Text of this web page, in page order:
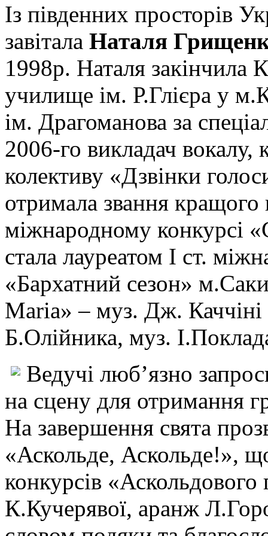
Із південних просторів
завітала Наталя
1998р. Наталя закінчила
училище ім. Р.Глієра у
ім. Драгоманова за
2006-го викладач вокалу,
колективу «Дзвінки
отримала звання кращого
міжнародному конкурсі
стала лауреатом І ст.
«Бархатний сезон»
Maria» – муз. Дж.
Б.Олійника, муз.
Ведучі люб’язно
на сцену для отримання
На завершення свята
«Аскольде, Аскольде!»,
конкурсів
К.Кучерявої, аранж